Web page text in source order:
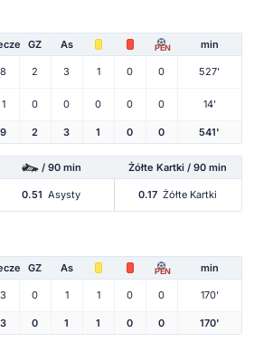
GZ As PEN
min
8 2 3 1 0 0 527'
1 0 0 0 0 0 14'
9 2 3 1 0 0 541'
/ 90 min Żółte Kartki / 90 min
0.51 Asysty 0.17 Żółte Kartki
GZ As PEN min
3 0 1 1 0 0 170'
3 0 1 1 0 0 170'